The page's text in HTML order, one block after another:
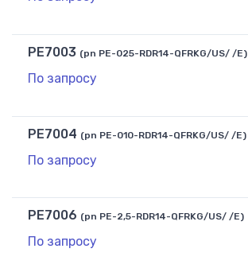
PE7003 (pn PE-025-RDR14-QFRKG/US/ /E)
По запросу
PE7004 (pn PE-010-RDR14-QFRKG/US/ /E)
По запросу
PE7006 (pn PE-2,5-RDR14-QFRKG/US/ /E)
По запросу